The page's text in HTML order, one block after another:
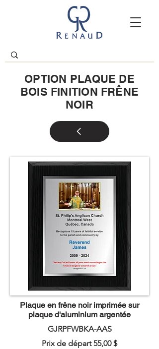
OPTION PLAQUE DE
BOIS FINITION FRÊNE
NOIR
Plaque en frêne noir imprimée sur
plaque d'aluminium argentée
GJRPFWBKA-AAS
Prix de départ 55,00 $